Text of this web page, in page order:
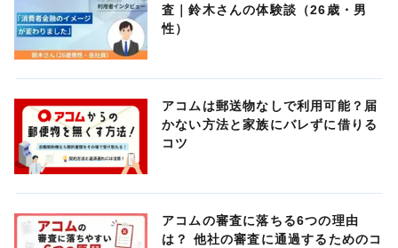
査｜鈴木さんの体験談（26歳・男
性）
アコムは郵送物なしで利用可能？届
かない方法と家族にバレずに借りる
コツ
アコムの審査に落ちる6つの理由
は？ 他社の審査に通過するためのコ